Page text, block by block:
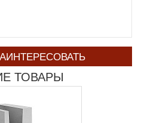
ТОВАРЫ